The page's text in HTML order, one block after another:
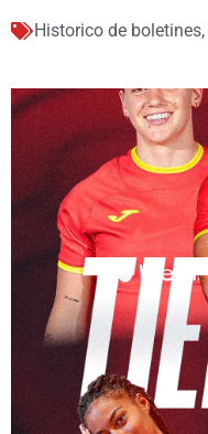
Historico de boletines,